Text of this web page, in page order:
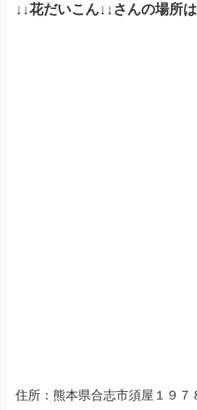
↓↓花だいこん↓↓さんの場所
住所： 熊本県合志市須屋１９７